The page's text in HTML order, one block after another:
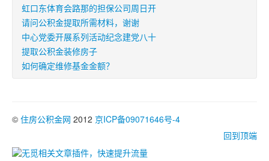
虹口东体育会路那的担保公司周日开
请问公积金提取所需材料，谢谢
中心党委开展系列活动纪念建党八十
提取公积金装修房子
如何确定维修基金金额？
© 住房公积金网 2012 京ICP备09071646号-4
回到顶端